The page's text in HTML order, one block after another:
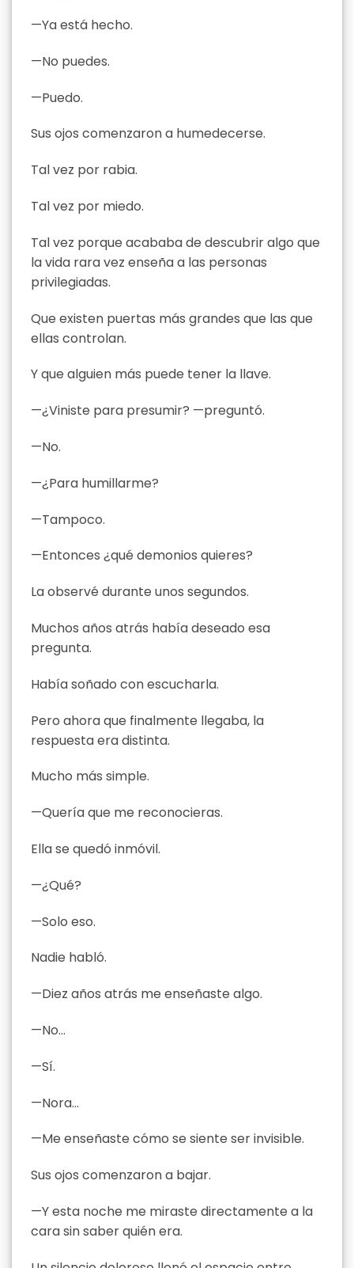
—Ya está hecho.
—No puedes.
—Puedo.
Sus ojos comenzaron a humedecerse.
Tal vez por rabia.
Tal vez por miedo.
Tal vez porque acababa de descubrir algo que
la vida rara vez enseña a las personas
privilegiadas.
Que existen puertas más grandes que las que
ellas controlan.
Y que alguien más puede tener la llave.
—¿Viniste para presumir? —preguntó.
—No.
—¿Para humillarme?
—Tampoco.
—Entonces ¿qué demonios quieres?
La observé durante unos segundos.
Muchos años atrás había deseado esa
pregunta.
Había soñado con escucharla.
Pero ahora que finalmente llegaba, la
respuesta era distinta.
Mucho más simple.
—Quería que me reconocieras.
Ella se quedó inmóvil.
—¿Qué?
—Solo eso.
Nadie habló.
—Diez años atrás me enseñaste algo.
—No…
—Sí.
—Nora…
—Me enseñaste cómo se siente ser invisible.
Sus ojos comenzaron a bajar.
—Y esta noche me miraste directamente a la
cara sin saber quién era.